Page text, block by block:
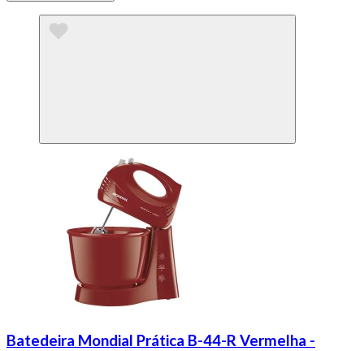
Batedeira Mondial Prática B-44-R Vermelha -